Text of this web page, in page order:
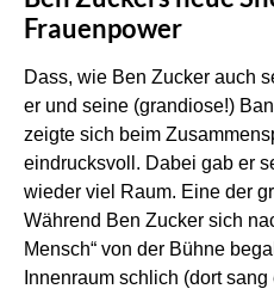
Frauenpower
Dass, wie Ben Zucker auch
er und seine (grandiose!)
zeigte sich beim
eindrucksvoll. Dabei gab er
wieder viel Raum. Eine der
Während Ben Zucker sich
Mensch“ von der Bühne
Innenraum schlich (dort